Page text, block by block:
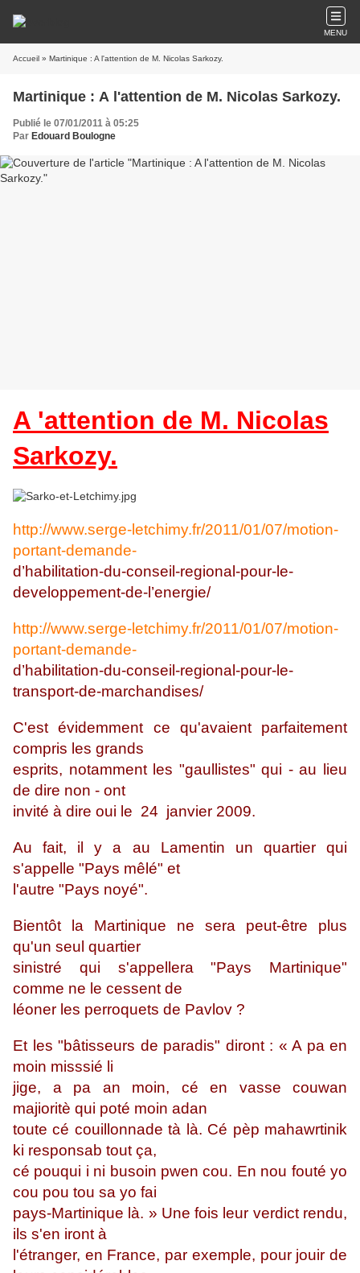
MENU
Accueil » Martinique : A l'attention de M. Nicolas Sarkozy.
Martinique : A l'attention de M. Nicolas Sarkozy.
Publié le 07/01/2011 à 05:25
Par Edouard Boulogne
A 'attention de M. Nicolas
Sarkozy.
http://www.serge-letchimy.fr/2011/01/07/motion-
portant-demande-
d’habilitation-du-conseil-regional-pour-le-
developpement-de-l’energie/
http://www.serge-letchimy.fr/2011/01/07/motion-
portant-demande-
d’habilitation-du-conseil-regional-pour-le-
transport-de-marchandises/
C'est évidemment ce qu'avaient parfaitement
compris les grands
esprits, notamment les "gaullistes" qui - au lieu
de dire non - ont
invité à dire oui le 24 janvier 2009.
Au fait, il y a au Lamentin un quartier qui
s'appelle "Pays mêlé" et
l'autre "Pays noyé".
Bientôt la Martinique ne sera peut-être plus
qu'un seul quartier
sinistré qui s'appellera "Pays Martinique"
comme ne le cessent de
léoner les perroquets de Pavlov ?
Et les "bâtisseurs de paradis" diront : « A pa en
moin misssié li
jige, a pa an moin, cé en vasse couwan
majioritè qui poté moin adan
toute cé couillonnade tà là. Cé pèp mahawrtinik
ki responsab tout ça,
cé pouqui i ni busoin pwen cou. En nou fouté yo
cou pou tou sa yo fai
pays-Martinique là. » Une fois leur verdict rendu,
ils s'en iront à
l'étranger, en France, par exemple, pour jouir de